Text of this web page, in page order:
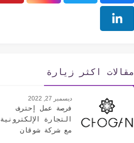
مقالات اكثر زيارة
ديسمبر 27, 2022
فرصة عمل إحترف
التجارة الإلكترونية
مع شركة شوقان